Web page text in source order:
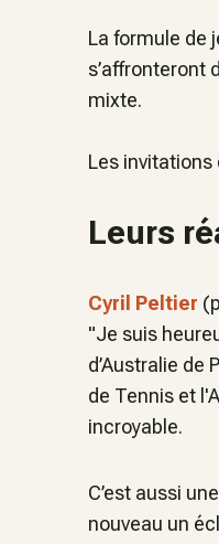
La formule de
s’affronteront
mixte.
Les invitations
Leurs
Cyril Peltier
"Je suis
d’Australie
de Tennis et
incroyable.
C’est aussi
nouveau un